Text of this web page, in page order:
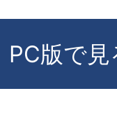
PC版で見